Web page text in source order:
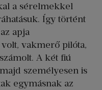
a sérelmekkel
Így történt
apja
vakmerő pilóta,
A két fiú
személyesen is
egymásnak az